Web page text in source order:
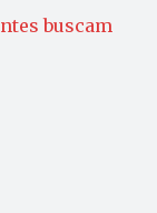
buscam